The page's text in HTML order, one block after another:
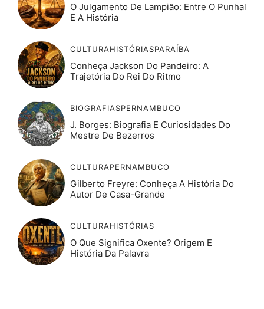
O Julgamento De Lampião: Entre O Punhal
E A História
CULTURAHISTÓRIASPARAÍBA
Conheça Jackson Do Pandeiro: A
Trajetória Do Rei Do Ritmo
BIOGRAFIASPERNAMBUCO
J. Borges: Biografia E Curiosidades Do
Mestre De Bezerros
CULTURAPERNAMBUCO
Gilberto Freyre: Conheça A História Do
Autor De Casa-Grande
CULTURAHISTÓRIAS
O Que Significa Oxente? Origem E
História Da Palavra